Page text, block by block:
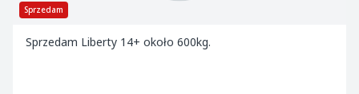
Sprzedam
Sprzedam Liberty 14+ około 600kg.